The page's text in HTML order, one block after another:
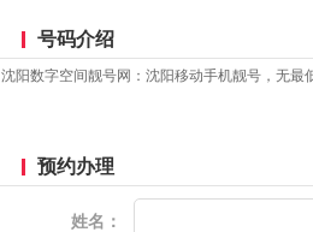
号码介绍
沈阳数字空间靓号网：沈阳移动手机靓号，无最
预约办理
姓名：